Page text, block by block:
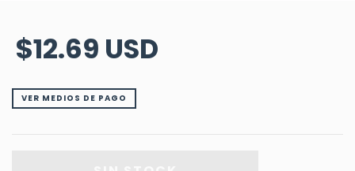
$12.69 USD
VER MEDIOS DE PAGO